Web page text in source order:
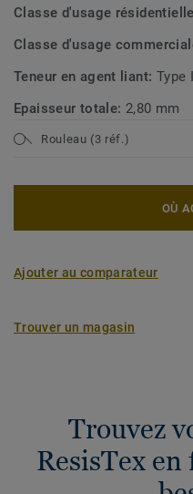
Classe d'usage
Classe d'usage
Teneur en agent liant: Type I
Epaisseur totale: 2,80 mm
Rouleau (3 réf.)
OÙ
Ajouter au comparateur
Trouver un magasin
Trouvez
ResisTex